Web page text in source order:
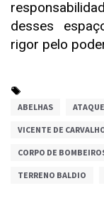
desses
rigor pelo
ABELHAS
VICENTE DE
CORPO DE
TERRENO BALDIO